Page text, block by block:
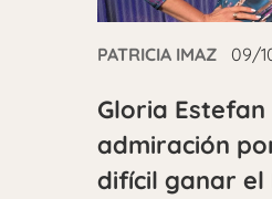
PATRICIA IMAZ 09/
Gloria
admiración
difícil ganar el